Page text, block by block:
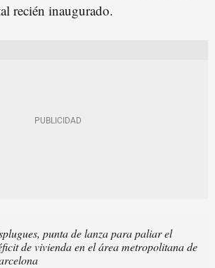
recién inaugurado.
punta de lanza para paliar el
de vivienda en el área metropolitana de